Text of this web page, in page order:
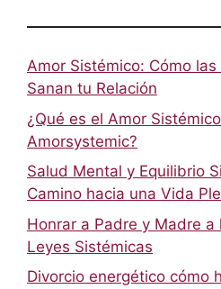
Amor Sistémico: Cómo
Sanan tu Relación
¿Qué es el Amor
Amorsystemic?
Salud Mental y Equilibrio
Camino hacia una Vida
Honrar a Padre y Madre a
Leyes Sistémicas
Divorcio energético cómo